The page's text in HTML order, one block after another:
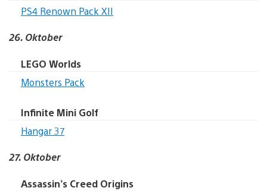
PS4 Renown Pack XII
26. Oktober
LEGO Worlds
Monsters Pack
Infinite Mini Golf
Hangar 37
27. Oktober
Assassin’s Creed Origins